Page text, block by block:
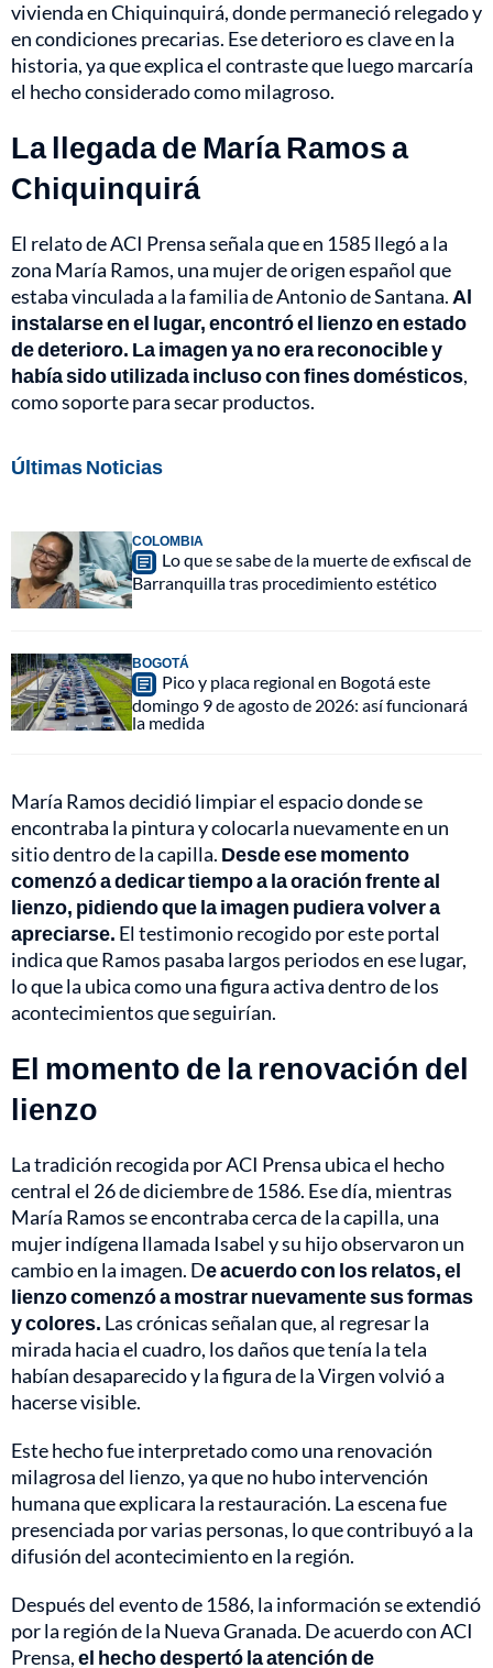
vivienda en Chiquinquirá, donde permaneció relegado y
en condiciones precarias. Ese deterioro es clave en la
historia, ya que explica el contraste que luego marcaría
el hecho considerado como milagroso.
La llegada de María Ramos a
Chiquinquirá
El relato de ACI Prensa señala que en 1585 llegó a la
zona María Ramos, una mujer de origen español que
estaba vinculada a la familia de Antonio de Santana. Al
instalarse en el lugar, encontró el lienzo en estado
de deterioro. La imagen ya no era reconocible y
había sido utilizada incluso con fines domésticos,
como soporte para secar productos.
Últimas Noticias
COLOMBIA
Lo que se sabe de la muerte de exfiscal de
Barranquilla tras procedimiento estético
BOGOTÁ
Pico y placa regional en Bogotá este
domingo 9 de agosto de 2026: así funcionará
la medida
María Ramos decidió limpiar el espacio donde se
encontraba la pintura y colocarla nuevamente en un
sitio dentro de la capilla. Desde ese momento
comenzó a dedicar tiempo a la oración frente al
lienzo, pidiendo que la imagen pudiera volver a
apreciarse. El testimonio recogido por este portal
indica que Ramos pasaba largos periodos en ese lugar,
lo que la ubica como una figura activa dentro de los
acontecimientos que seguirían.
El momento de la renovación del
lienzo
La tradición recogida por ACI Prensa ubica el hecho
central el 26 de diciembre de 1586. Ese día, mientras
María Ramos se encontraba cerca de la capilla, una
mujer indígena llamada Isabel y su hijo observaron un
cambio en la imagen. De acuerdo con los relatos, el
lienzo comenzó a mostrar nuevamente sus formas
y colores. Las crónicas señalan que, al regresar la
mirada hacia el cuadro, los daños que tenía la tela
habían desaparecido y la figura de la Virgen volvió a
hacerse visible.
Este hecho fue interpretado como una renovación
milagrosa del lienzo, ya que no hubo intervención
humana que explicara la restauración. La escena fue
presenciada por varias personas, lo que contribuyó a la
difusión del acontecimiento en la región.
Después del evento de 1586, la información se extendió
por la región de la Nueva Granada. De acuerdo con ACI
Prensa,el hecho despertó la atención de